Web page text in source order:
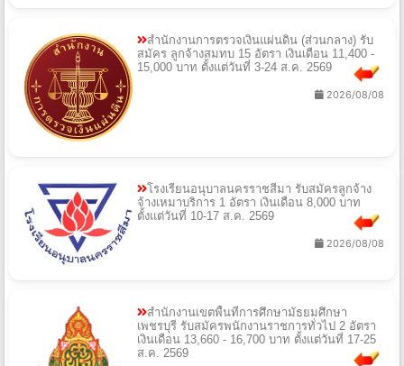
สำนักงานการตรวจเงินแผ่นดิน (ส่วนกลาง) รับ
สมัคร ลูกจ้างสมทบ 15 อัตรา เงินเดือน 11,400 -
15,000 บาท ตั้งแต่วันที่ 3-24 ส.ค. 2569
2026/08/08
โรงเรียนอนุบาลนครราชสีมา รับสมัครลูกจ้าง
จ้างเหมาบริการ 1 อัตรา เงินเดือน 8,000 บาท
ตั้งแต่วันที่ 10-17 ส.ค. 2569
2026/08/08
สำนักงานเขตพื้นที่การศึกษามัธยมศึกษา
เพชรบุรี รับสมัครพนักงานราชการทั่วไป 2 อัตรา
เงินเดือน 13,660 - 16,700 บาท ตั้งแต่วันที่ 17-25
ส.ค. 2569